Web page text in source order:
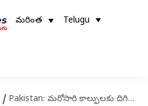
మరింత Telugu
/ Pakistan: మరోసారి కాల్పులకు దిగిన పాకిస్తాన్.. కౌంటర్ ఇచ్చిన భారత సైనికులు..